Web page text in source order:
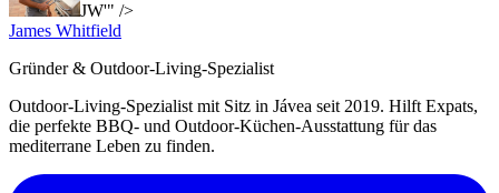
JW'" />
James Whitfield
Gründer & Outdoor-Living-Spezialist
Outdoor-Living-Spezialist mit Sitz in Jávea seit 2019. Hilft Expats,
die perfekte BBQ- und Outdoor-Küchen-Ausstattung für das
mediterrane Leben zu finden.